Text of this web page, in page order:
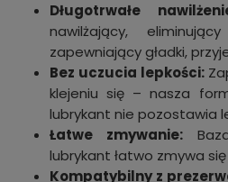
Długotrwałe
nawilżający,
zapewniający gładki,
Bez uczucia lepkości:
klejeniu się – nasza
lubrykant nie pozostawia
Łatwe zmywanie:
lubrykant łatwo zmywa
Kompatybilny z